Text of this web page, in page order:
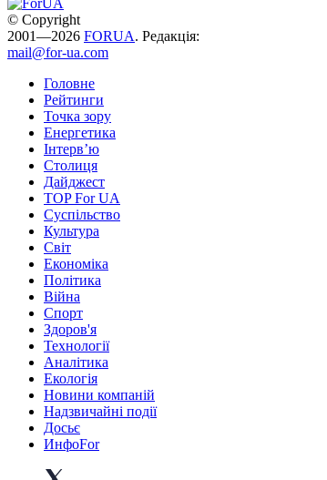
© Copyright
2001—2026 FORUA. Редакція:
mail@for-ua.com
Головне
Рейтинги
Точка зору
Енергетика
Інтерв’ю
Столиця
Дайджест
TOP For UA
Суспiльство
Культура
Світ
Економіка
Політика
Війна
Спорт
Здоров'я
Технології
Аналітика
Екологія
Новини компаній
Надзвичайні події
Досьє
ИнфоFor